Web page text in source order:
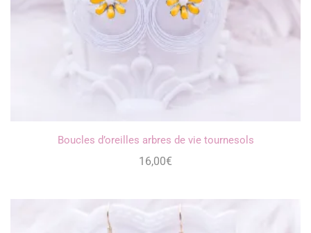
Boucles d’oreilles arbres de vie tournesols
16,00€